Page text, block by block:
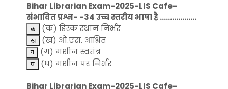
Bihar Librarian Exam-2025-LIS Cafe-
संभावित प्रश्न- -34 उच्च स्तरीय भाषा है ..................
(क) डिस्क स्थान निर्भर
(ख) ओ.एस. आश्रित
(ग) मशीन स्वतंत्र
(घ) मशीन पर निर्भर
Bihar Librarian Exam-2025-LIS Cafe-